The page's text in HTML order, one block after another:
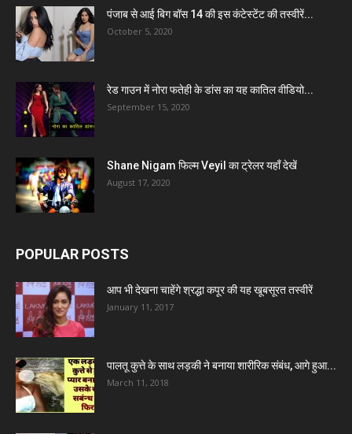
पंजाब से आई बिग बॉस 14 की इस कंटेस्टेंट की तस्वीरें...
October 5, 2020
रेड गाउन में नोरा फतेही के डांस का यह कातिल वीडियो...
September 15, 2020
Shane Nigam फिल्म Veyil का ट्रेलर यहाँ देखें
August 17, 2020
POPULAR POSTS
आप भी देखना चाहेंगे श्रद्धा कपूर की यह खूबसूरत तस्वीरें
January 11, 2017
पालतू कुत्ते के साथ लड़की ने बनाया शारीरिक संबंध, आगे हुआ...
March 11, 2018